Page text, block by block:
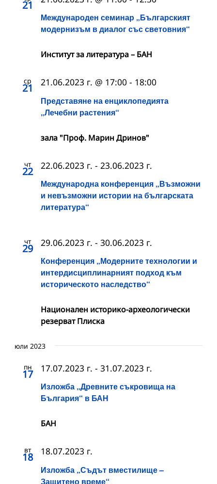
21
Международен семинар „Българският
модернизъм в диалог със световния“
Институт за литература – БАН
ср
21
Представяне на енциклопедията
„Лечебни растения“
21.06.2023 г. @ 17:00 - 18:00
зала "Проф. Марин Дринов"
чт
22
Международна конференция „Възможни
и невъзможни истории на българската
литература“
22.06.2023 г. - 23.06.2023 г.
чт
29
Конференция „Модерните технологии и
интердисциплинарният подход към
историческото наследство“
29.06.2023 г. - 30.06.2023 г.
Национален историко-археологически
резерват Плиска
юли 2023
пн
17
Изложба „Древните съкровища на
България“ в БАН
17.07.2023 г. - 31.07.2023 г.
БАН
вт
18
Изложба „Съдът вместилище –
Защитено време“
18.07.2023 г.